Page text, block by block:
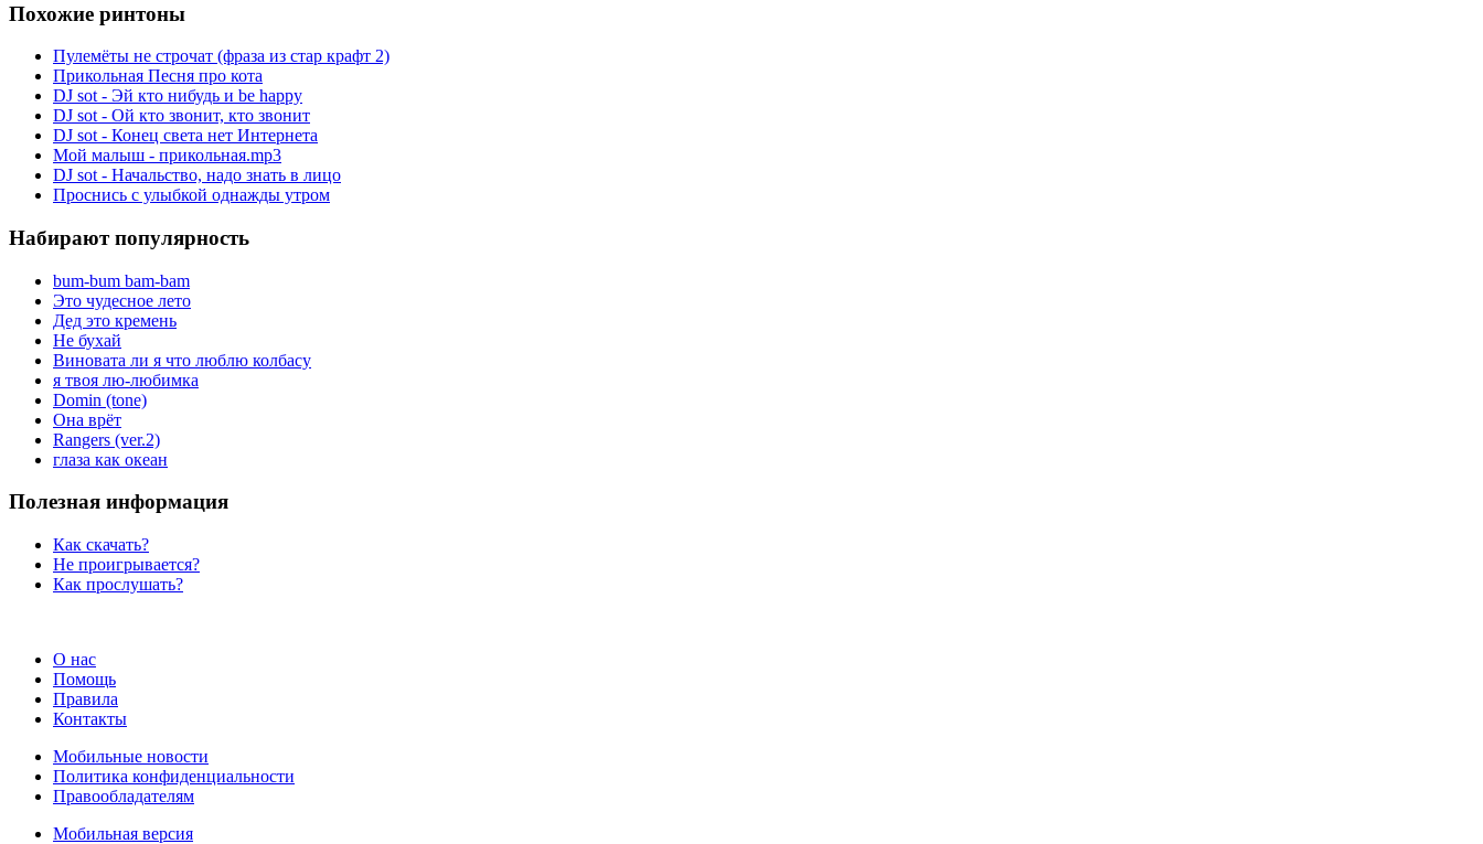
Похожие ринтоны
Пулемёты не строчат (фраза из стар крафт 2)
Прикольная Песня про кота
DJ sot - Эй кто нибудь и be happy
DJ sot - Ой кто звонит, кто звонит
DJ sot - Конец света нет Интернета
Мой малыш - прикольная.mp3
DJ sot - Начальство, надо знать в лицо
Проснись с улыбкой однажды утром
Набирают популярность
bum-bum bam-bam
Это чудесное лето
Дед это кремень
Не бухай
Виновата ли я что люблю колбасу
я твоя лю-любимка
Domin (tone)
Она врёт
Rangers (ver.2)
глаза как океан
Полезная информация
Как скачать?
Не проигрывается?
Как прослушать?
О нас
Помощь
Правила
Контакты
Мобильные новости
Политика конфиденциальности
Правообладателям
Мобильная версия